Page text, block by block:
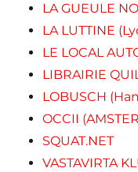
LA GUEULE
LA LUTTINE
LE LOCAL
LIBRAIRIE
LOBUSCH
OCCII
SQUAT.NET
VASTAVIRTA